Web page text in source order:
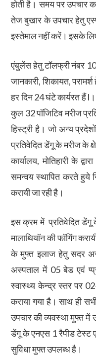
होती है। समय पर उपचार
तेज बुखार के उपचार हेतु
इस्तेमाल नहीं करें। इसके लिए
एंबुलेंस हेतु टॉलफ्री नंबर
जानकारी, शिकायत,
हर दिन 24 घंटे कार्यरत हैं
कुल 32 पॉजिटिव मरीज
हिस्ट्री है। जो अन्य
प्रतिवेदित डेंगू के मरीज के
कार्यालय, मोतिहारी के
समन्वय स्थापित करते हुये
करायी जा रही है।
इस क्रम में प्रतिवेदित
मालाथियॉन की फॉगिंग
के मुफ्त इलाज हेतु सदर
अस्पताल में 05 बेड एवं
स्वास्थ्य केन्द्र स्तर पर
कराया गया है। साथ ही
उपचार की व्यवस्था मुफ्त में
डेंगू के एनएस 1 रैपीड टेस्ट
सुविधा मुफ्त उपलब्ध है।